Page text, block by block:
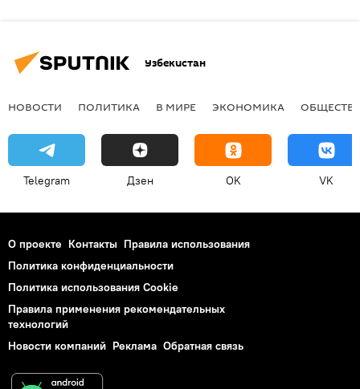
Узбекистан
НОВОСТИ ПОЛИТИКА В МИРЕ ЭКОНОМИКА
Telegram Дзен OK VK
О проекте Контакты Правила использования
Политика конфиденциальности
Политика использования Cookie
Правила применения рекомендательных
технологий
Новости компаний Реклама Обратная связь